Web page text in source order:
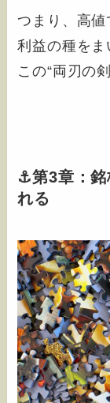
つまり、高
利益の種をま
この“両刃の
⚓️第3章：
れる